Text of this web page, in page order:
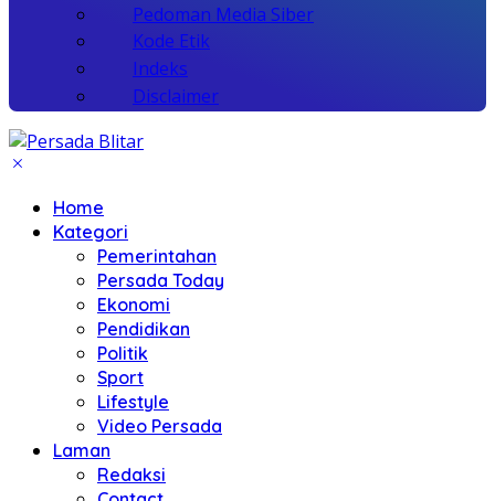
Pedoman Media Siber
Kode Etik
Indeks
Disclaimer
Home
Kategori
Pemerintahan
Persada Today
Ekonomi
Pendidikan
Politik
Sport
Lifestyle
Video Persada
Laman
Redaksi